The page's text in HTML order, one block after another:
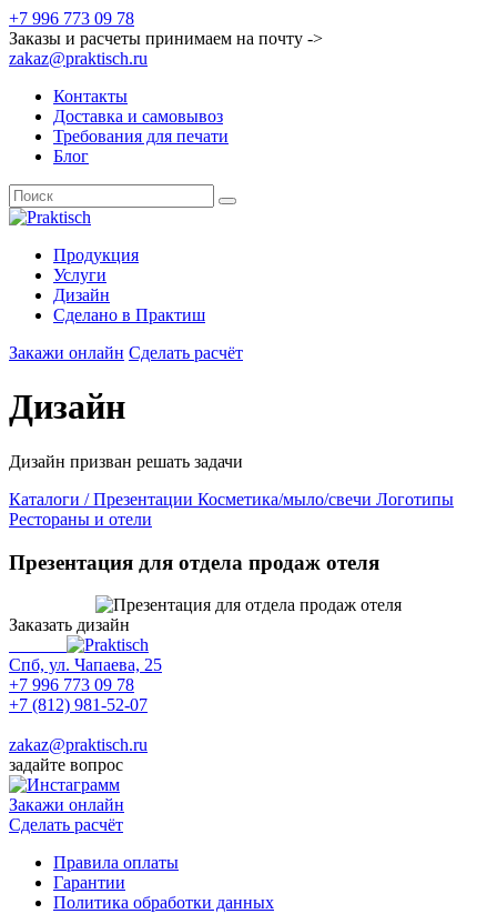
+7 996 773 09 78
Заказы и расчеты принимаем на почту ->
zakaz@praktisch.ru
Контакты
Доставка и самовывоз
Требования для печати
Блог
Продукция
Услуги
Дизайн
Cделано в Практиш
Закажи онлайн Сделать расчёт
Дизайн
Дизайн призван решать задачи
Каталоги / Презентации Косметика/мыло/свечи Логотипы
Рестораны и отели
Презентация для отдела продаж отеля
Заказать дизайн
Спб, ул. Чапаева, 25
+7 996 773 09 78
+7 (812) 981-52-07
zakaz@praktisch.ru
задайте вопрос
Закажи онлайн
Cделать расчёт
Правила оплаты
Гарантии
Политика обработки данных